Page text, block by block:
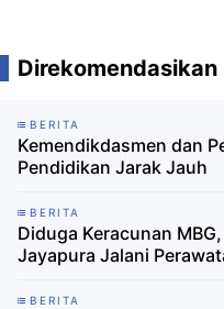
Direkomendasikan
BERITA
Kemendikdasmen dan
Pendidikan Jarak Jauh
BERITA
Diduga Keracunan
Jayapura Jalani
BERITA